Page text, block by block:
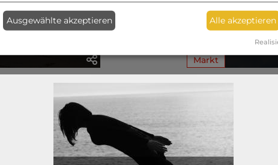
um
im
Die
Markt
Ausgewählte akzeptieren Alle akzeptieren